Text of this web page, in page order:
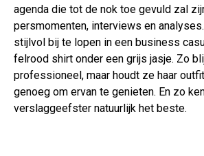
agenda die tot de nok toe gevuld zal
persmomenten, interviews en
stijlvol bij te lopen in een business
felrood shirt onder een grijs jasje. Zo
professioneel, maar houdt ze haar
genoeg om ervan te genieten. En zo
verslaggeefster natuurlijk het beste.